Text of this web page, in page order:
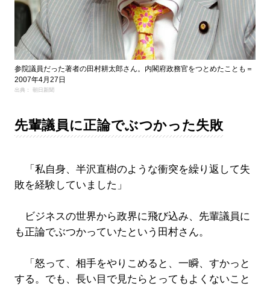
参院議員だった著者の田村耕太郎さん。内閣府政務官をつとめたことも＝
2007年4月27日
出典： 朝日新聞
先輩議員に正論でぶつかった失敗
「私自身、半沢直樹のような衝突を繰り返して失
敗を経験していました」
ビジネスの世界から政界に飛び込み、先輩議員に
も正論でぶつかっていたという田村さん。
「怒って、相手をやりこめると、一瞬、すかっと
する。でも、長い目で見たらとってもよくないこと